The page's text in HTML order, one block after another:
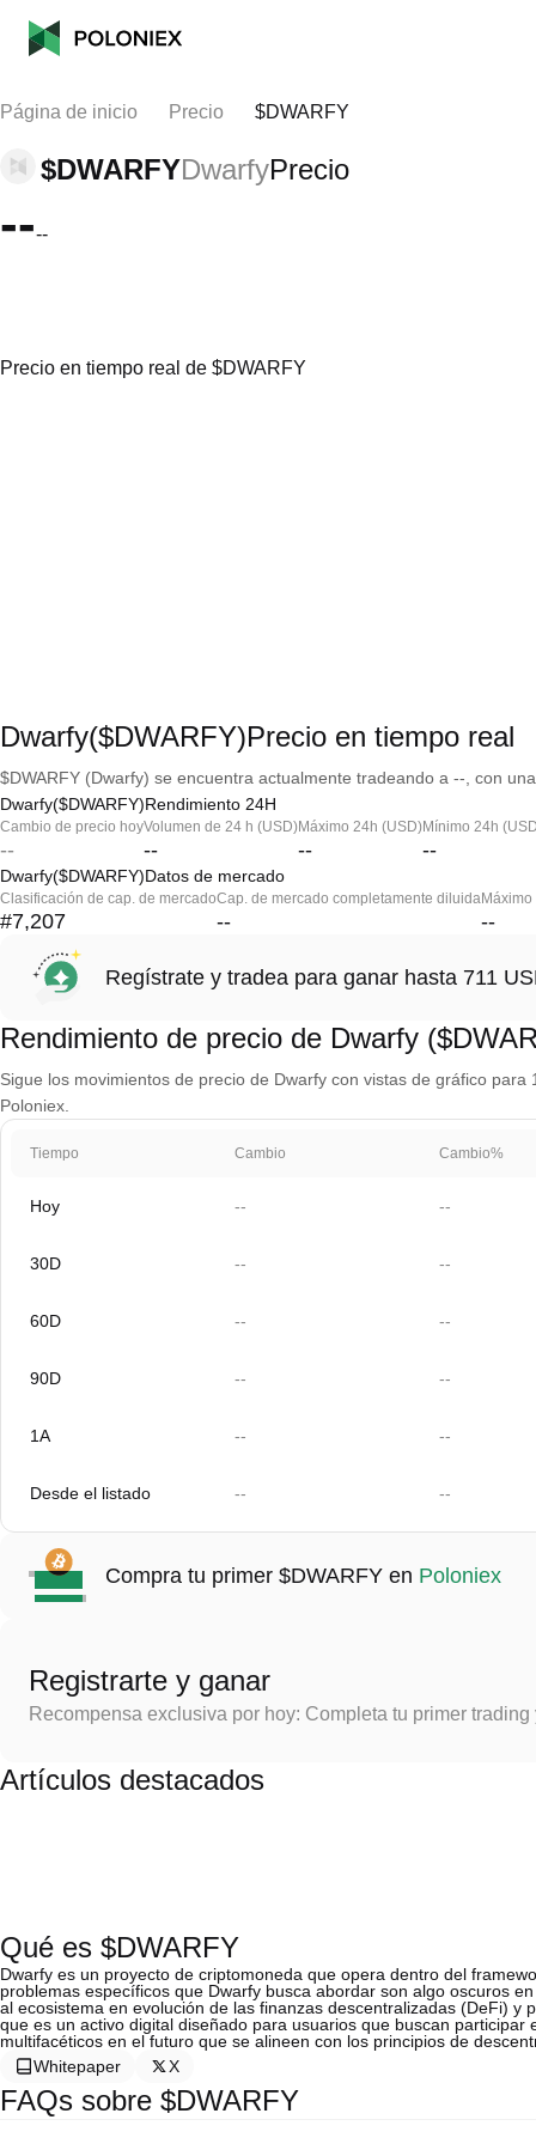
Página de inicio Precio $DWARFY
$DWARFYDwarfyPrecio
----
Precio en tiempo real de $DWARFY
Dwarfy($DWARFY)Precio en tiempo real
$DWARFY (Dwarfy) se encuentra actualmente tradeando a --, con
Dwarfy($DWARFY)Rendimiento 24H
Cambio de precio hoy
--
Volumen de 24 h (USD)
--
Máximo 24h (USD)
--
Mínimo 24h
--
Dwarfy($DWARFY)Datos de mercado
Clasificación de cap. de mercado
#7,207
Cap. de mercado completamente diluida
-- --
Regístrate y tradea para ganar hasta 711
Rendimiento de precio de Dwarfy
Sigue los movimientos de precio de Dwarfy con vistas de gráfico
Poloniex.
Tiempo Cambio Cambio%
Hoy -- --
30D -- --
60D -- --
90D -- --
1A -- --
Desde el listado -- --
Compra tu primer $DWARFY en Poloniex
Registrarte y ganar
Recompensa exclusiva por hoy: Completa tu primer
Artículos destacados
Qué es $DWARFY
Dwarfy es un proyecto de criptomoneda que opera dentro del
problemas específicos que Dwarfy busca abordar son algo oscuros
al ecosistema en evolución de las finanzas descentralizadas (DeFi)
que es un activo digital diseñado para usuarios que buscan
multifacéticos en el futuro que se alineen con los principios de
Whitepaper
X
FAQs sobre $DWARFY